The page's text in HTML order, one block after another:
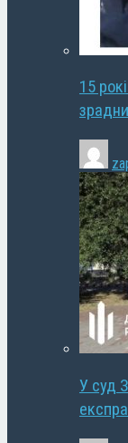
15
У суд